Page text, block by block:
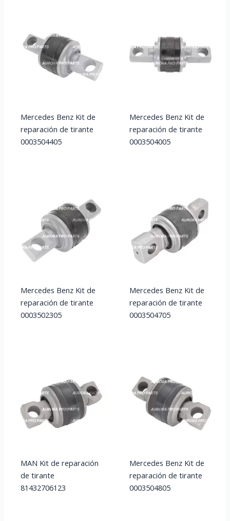
Mercedes Benz Kit de
reparación de tirante
0003504405
Mercedes Benz Kit de
reparación de tirante
0003504005
Mercedes Benz Kit de
reparación de tirante
0003502305
Mercedes Benz Kit de
reparación de tirante
0003504705
MAN Kit de reparación
de tirante
81432706123
Mercedes Benz Kit de
reparación de tirante
0003504805